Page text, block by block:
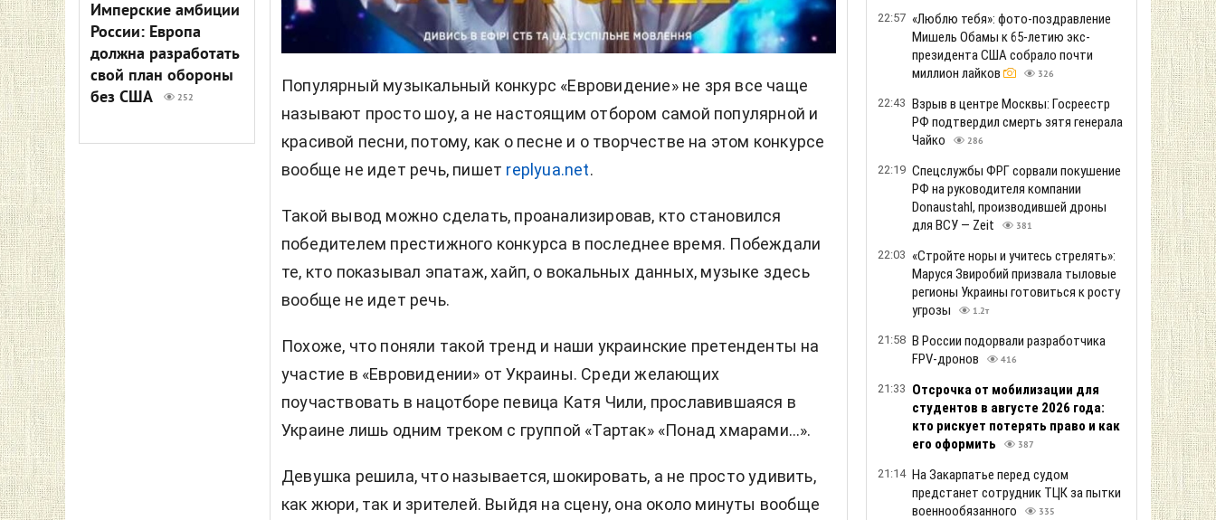
Имперские амбиции
России: Европа
должна разработать
свой план обороны
без США
252
Популярный музыкальный конкурс «Евровидение» не зря все чаще
называют просто шоу, а не настоящим отбором самой популярной и
красивой песни, потому, как о песне и о творчестве на этом конкурсе
вообще не идет речь, пишет replyua.net.
Такой вывод можно сделать, проанализировав, кто становился
победителем престижного конкурса в последнее время. Побеждали
те, кто показывал эпатаж, хайп, о вокальных данных, музыке здесь
вообще не идет речь.
Похоже, что поняли такой тренд и наши украинские претенденты на
участие в «Евровидении» от Украины. Среди желающих
поучаствовать в нацотборе певица Катя Чили, прославившаяся в
Украине лишь одним треком с группой «Тартак» «Понад хмарами…».
Девушка решила, что называется, шокировать, а не просто удивить,
как жюри, так и зрителей. Выйдя на сцену, она около минуты вообще
22:57 «Люблю тебя»: фото-поздравление
Мишель Обамы к 65-летию экс-
президента США собрало почти
миллион лайков
326
22:43 Взрыв в центре Москвы: Госреестр
РФ подтвердил смерть зятя генерала
Чайко
286
22:19 Спецслужбы ФРГ сорвали покушение
РФ на руководителя компании
Donaustahl, производившей дроны
для ВСУ — Zeit
381
22:03 «Стройте норы и учитесь стрелять»:
Маруся Звиробий призвала тыловые
регионы Украины готовиться к росту
угрозы
1.2т
21:58 В России подорвали разработчика
FPV-дронов
416
21:33 Отсрочка от мобилизации для
студентов в августе 2026 года:
кто рискует потерять право и как
его оформить
387
21:14 На Закарпатье перед судом
предстанет сотрудник ТЦК за пытки
военнообязанного
335